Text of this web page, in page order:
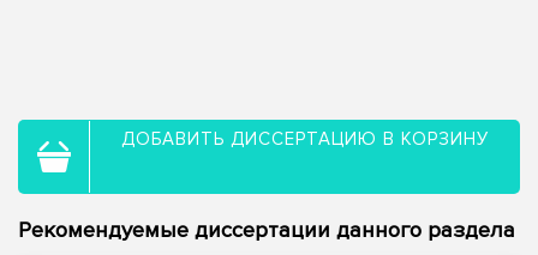
ДОБАВИТЬ ДИССЕРТАЦИЮ В КОРЗИНУ
Рекомендуемые диссертации данного раздела